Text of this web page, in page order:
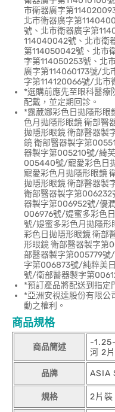
市衛器廣字第
北市衛器廣字第
號、北市衛器廣字第
114040042號、北市衛
第114050042號、北市
字第114050253號、北
廣字第114060173號/北
字第114120066號/北市
*選購前應先至眼科醫療
配戴，並定期回診。
*露葳娜彩色日拋隱形
色月拋隱形眼鏡 衛部醫
拋隱形眼鏡 衛部醫器製
鏡 衛部醫器製字第
器製字第005210號/綺
005440號/寵愛彩色日
寵愛彩色月拋隱形眼鏡
拋隱形眼鏡 衛部醫器製
衛部醫器製字第006232
器製字第006952號/優
006976號/媞蜜多彩色
號/媞蜜多彩色月拋隱
彩色日拋隱形眼鏡 衛
形眼鏡 衛部醫器製字第
部醫器製字第005779號
字第006873號/純粹美
號/衛部醫器製字第
*預訂產品將配送到指定
*亞洲安視達股份有限公
動之權利。
商品規格
商品簡述
-
河 2
品牌 ASIA
規格 2片裝